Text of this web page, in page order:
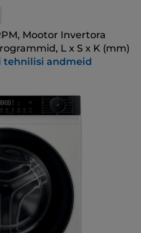
Mootor Invertora
L x S x K (mm)
tehnilisi andmeid